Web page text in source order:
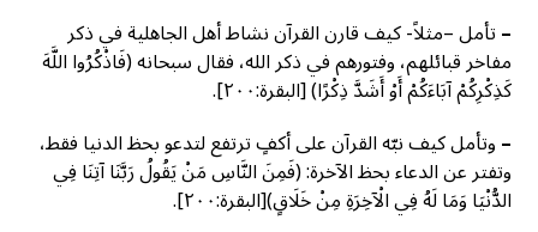
–تأمل –مثلاً- كيف قارن القرآن نشاط أهل الجاهلية في ذكر
مفاخر قبائلهم، وفتورهم في ذكر الله، فقال سبحانه (فَاذْكُرُوا اللَّهَ
كَذِكْرِكُمْ آبَاءَكُمْ أَوْ أَشَدَّ ذِكْرًا) [البقرة:٢٠٠].
–وتأمل كيف نبّه القرآن على أكفٍ ترتفع لتدعو بحظ الدنيا فقط،
وتفتر عن الدعاء بحظ الآخرة: (فَمِنَ النَّاسِ مَنْ يَقُولُ رَبَّنَا آتِنَا فِي
الدُّنْيَا وَمَا لَهُ فِي الْآخِرَةِ مِنْ خَلَاقٍ)[البقرة:٢٠٠].